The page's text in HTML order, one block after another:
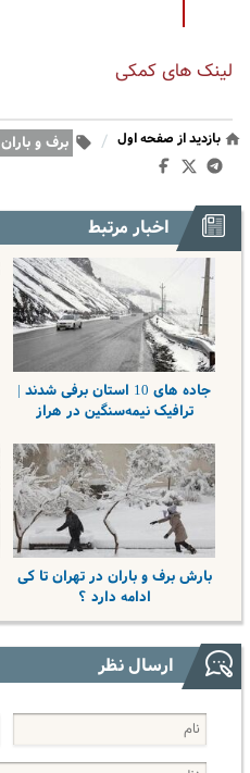
لینک های کمکی
بازدید از صفحه اول / برف و باران
اخبار مرتبط
جاده های 10 استان برفی شدند |
ترافیک نیمه‌سنگین در هراز
بارش برف و باران در تهران تا کی
ادامه دارد ؟
ارسال نظر